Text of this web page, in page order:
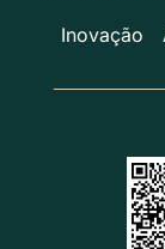
Inovação